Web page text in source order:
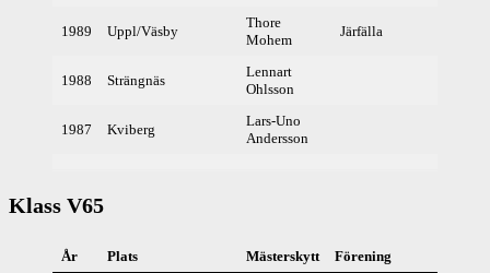
1989 Uppl/Väsby
Thore
Mohem
Järfälla
1988 Strängnäs
Lennart
Ohlsson
1987 Kviberg
Lars-Uno
Andersson
Klass V65
År Plats Mästerskytt Förening